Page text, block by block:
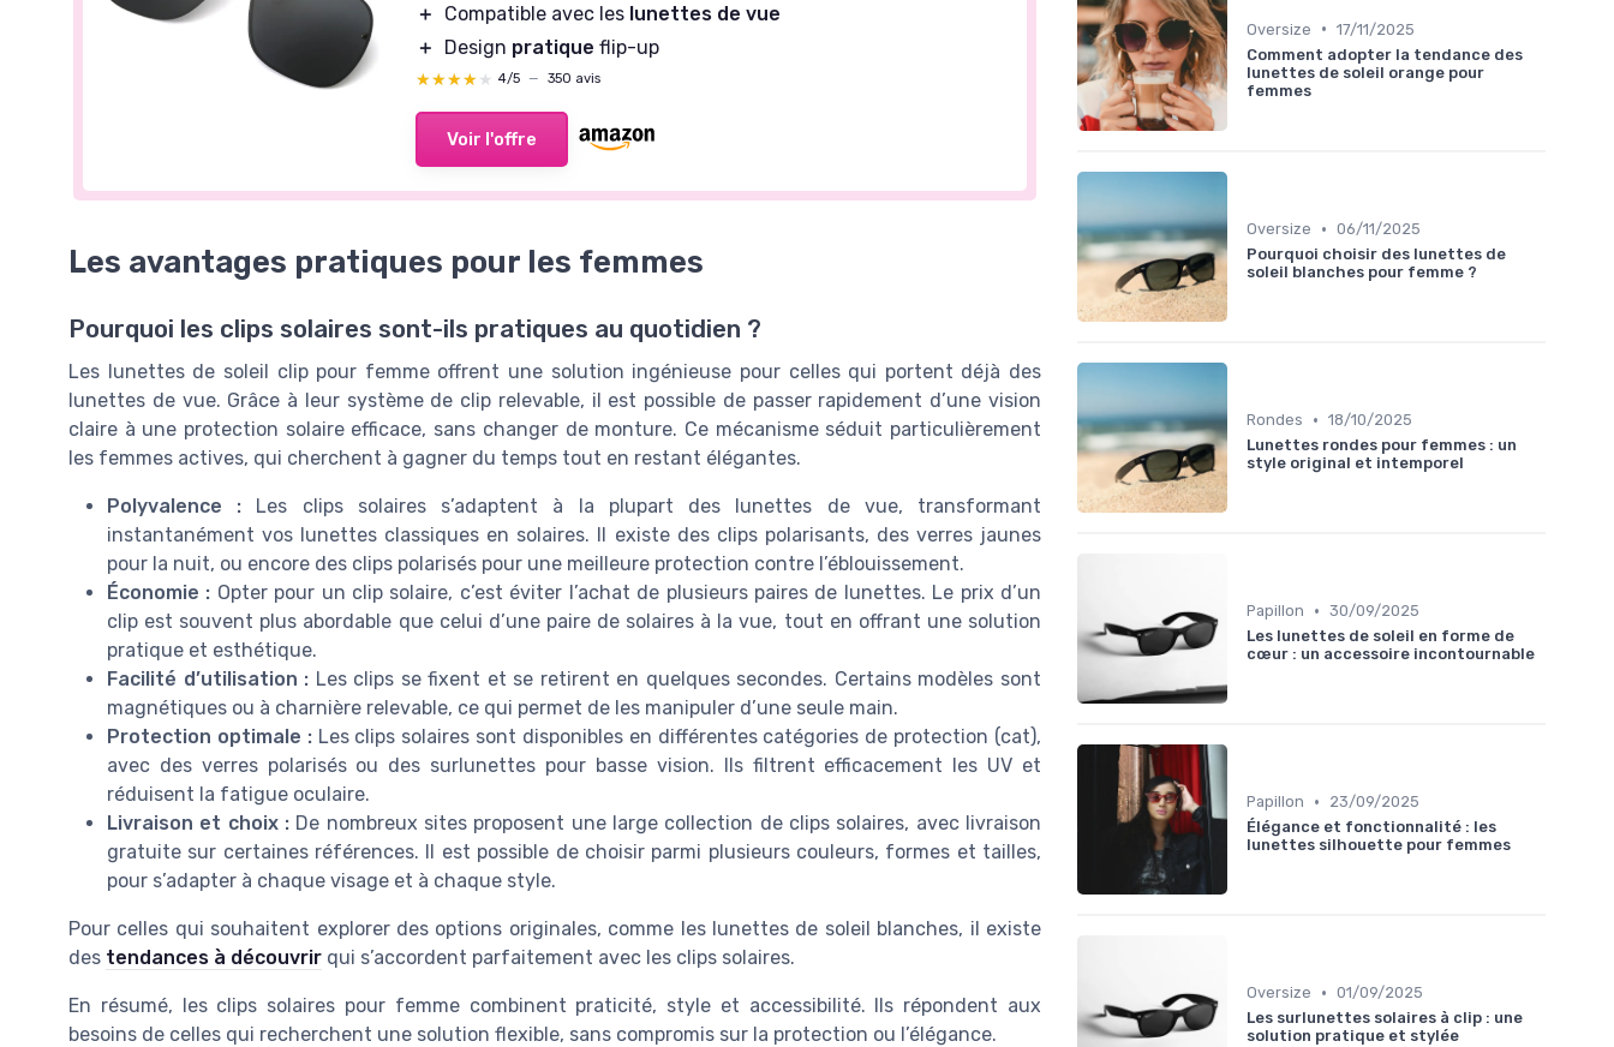
＋
Compatible avec les lunettes de vue
＋
Design pratique flip-up
★★★★★
★★★★★ 4/5 — 350 avis
Voir l'offre
Les avantages pratiques pour les femmes
Pourquoi les clips solaires sont-ils pratiques au quotidien ?
Les lunettes de soleil clip pour femme offrent une solution ingénieuse pour celles qui portent déjà des
lunettes de vue. Grâce à leur système de clip relevable, il est possible de passer rapidement d’une vision
claire à une protection solaire efficace, sans changer de monture. Ce mécanisme séduit particulièrement
les femmes actives, qui cherchent à gagner du temps tout en restant élégantes.
Polyvalence : Les clips solaires s’adaptent à la plupart des lunettes de vue, transformant
instantanément vos lunettes classiques en solaires. Il existe des clips polarisants, des verres jaunes
pour la nuit, ou encore des clips polarisés pour une meilleure protection contre l’éblouissement.
Économie : Opter pour un clip solaire, c’est éviter l’achat de plusieurs paires de lunettes. Le prix d’un
clip est souvent plus abordable que celui d’une paire de solaires à la vue, tout en offrant une solution
pratique et esthétique.
Facilité d’utilisation : Les clips se fixent et se retirent en quelques secondes. Certains modèles sont
magnétiques ou à charnière relevable, ce qui permet de les manipuler d’une seule main.
Protection optimale :Les clips solaires sont disponibles en différentes catégories de protection (cat),
avec des verres polarisés ou des surlunettes pour basse vision. Ils filtrent efficacement les UV et
réduisent la fatigue oculaire.
Livraison et choix : De nombreux sites proposent une large collection de clips solaires, avec livraison
gratuite sur certaines références. Il est possible de choisir parmi plusieurs couleurs, formes et tailles,
pour s’adapter à chaque visage et à chaque style.
Pour celles qui souhaitent explorer des options originales, comme les lunettes de soleil blanches, il existe
des tendances à découvrir qui s’accordent parfaitement avec les clips solaires.
En résumé, les clips solaires pour femme combinent praticité, style et accessibilité. Ils répondent aux
besoins de celles qui recherchent une solution flexible, sans compromis sur la protection ou l’élégance.
Oversize • 17/11/2025
Comment adopter la tendance des
lunettes de soleil orange pour
femmes
Oversize • 06/11/2025
Pourquoi choisir des lunettes de
soleil blanches pour femme ?
Rondes • 18/10/2025
Lunettes rondes pour femmes : un
style original et intemporel
Papillon • 30/09/2025
Les lunettes de soleil en forme de
cœur : un accessoire incontournable
Papillon •
23/09/2025
Élégance et fonctionnalité : les
lunettes silhouette pour femmes
Oversize • 01/09/2025
Les surlunettes solaires à clip : une
solution pratique et stylée